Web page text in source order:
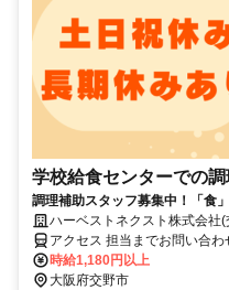
学校給食センターでの
調理補助スタッフ募集中！「食
をしよう♪
ハーベストネクスト株式会社
アクセス 担当までお問い合わ
時給1,180円以上
大阪府交野市